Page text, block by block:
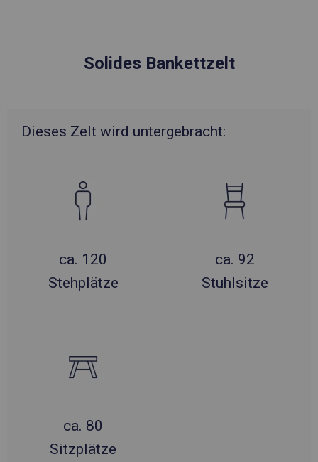
Solides Bankettzelt
Dieses Zelt wird untergebracht:
ca. 120
Stehplätze
ca. 92
Stuhlsitze
ca. 80
Sitzplätze